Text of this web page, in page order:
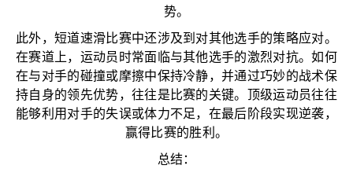
势。
此外，短道速滑比赛中还涉及到对其他选手的策略应对。
在赛道上，运动员时常面临与其他选手的激烈对抗。如何
在与对手的碰撞或摩擦中保持冷静，并通过巧妙的战术保
持自身的领先优势，往往是比赛的关键。顶级运动员往往
能够利用对手的失误或体力不足，在最后阶段实现逆袭，
赢得比赛的胜利。
总结：